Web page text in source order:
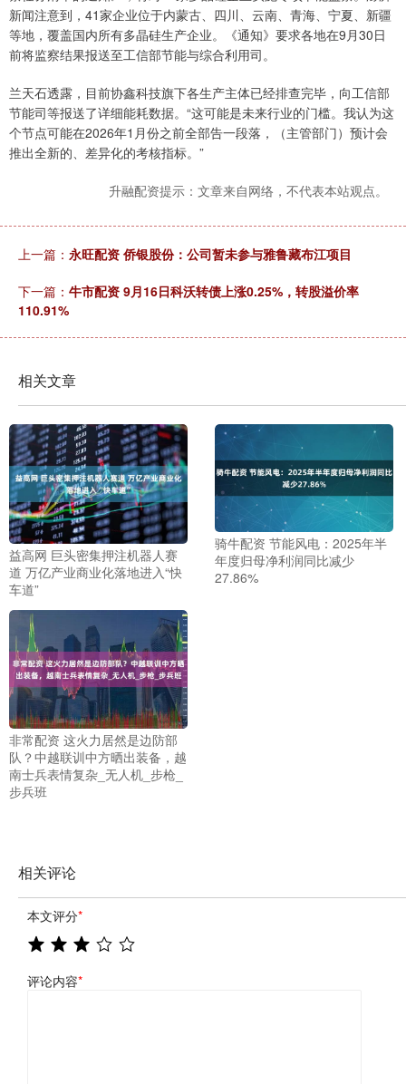
新闻注意到，41家企业位于内蒙古、四川、云南、青海、宁夏、新疆
等地，覆盖国内所有多晶硅生产企业。《通知》要求各地在9月30日
前将监察结果报送至工信部节能与综合利用司。
兰天石透露，目前协鑫科技旗下各生产主体已经排查完毕，向工信部
节能司等报送了详细能耗数据。“这可能是未来行业的门槛。我认为这
个节点可能在2026年1月份之前全部告一段落，（主管部门）预计会
推出全新的、差异化的考核指标。”
升融配资提示：文章来自网络，不代表本站观点。
上一篇： 永旺配资 侨银股份：公司暂未参与雅鲁藏布江项目
下一篇： 牛市配资 9月16日科沃转债上涨0.25%，转股溢价率
110.91%
相关文章
益高网 巨头密集押注机器人赛
道 万亿产业商业化落地进入“快
车道”
骑牛配资 节能风电：2025年半
年度归母净利润同比减少
27.86%
非常配资 这火力居然是边防部
队？中越联训中方晒出装备，越
南士兵表情复杂_无人机_步枪_
步兵班
相关评论
本文评分*
评论内容*